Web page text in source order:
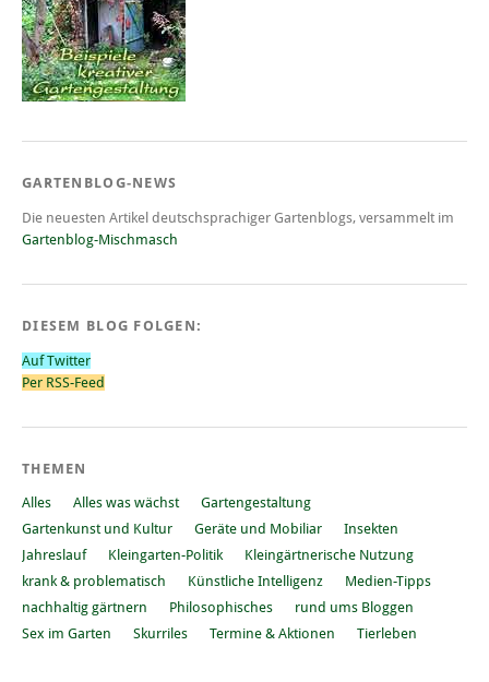
GARTENBLOG-NEWS
Die neuesten Artikel deutschsprachiger Gartenblogs, versammelt im
Gartenblog-Mischmasch
DIESEM BLOG FOLGEN:
Auf Twitter
Per RSS-Feed
THEMEN
Alles Alles was wächst
Gartengestaltung
Gartenkunst und Kultur
Geräte und Mobiliar
Insekten
Jahreslauf
Kleingarten-Politik
Kleingärtnerische Nutzung
krank & problematisch
Künstliche Intelligenz
Medien-Tipps
nachhaltig gärtnern
Philosophisches
rund ums Bloggen
Sex im Garten
Skurriles Termine & Aktionen Tierleben